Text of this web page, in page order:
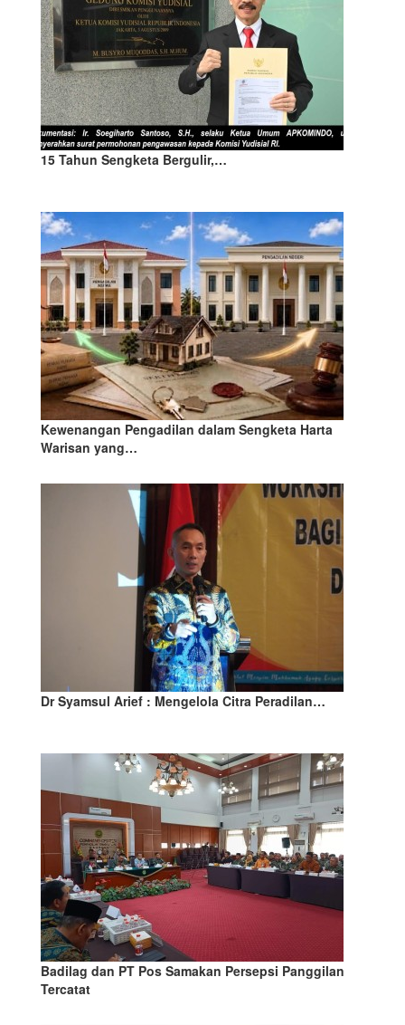
15 Tahun Sengketa Bergulir,…
Kewenangan Pengadilan dalam Sengketa Harta
Warisan yang…
Dr Syamsul Arief : Mengelola Citra Peradilan…
Badilag dan PT Pos Samakan Persepsi Panggilan
Tercatat